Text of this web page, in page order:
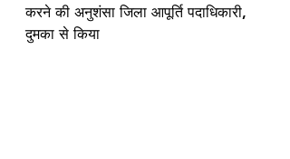
करने की अनुशंसा जिला आपूर्ति पदाधिकारी,
दुमका से किया